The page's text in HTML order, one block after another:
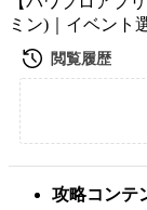
ミン)｜イベント
攻略コンテ